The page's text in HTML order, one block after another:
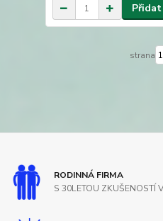
strana
RODINNÁ FIRMA
S 30LETOU ZKUŠENOSTÍ